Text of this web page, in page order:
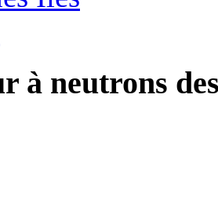
à neutrons